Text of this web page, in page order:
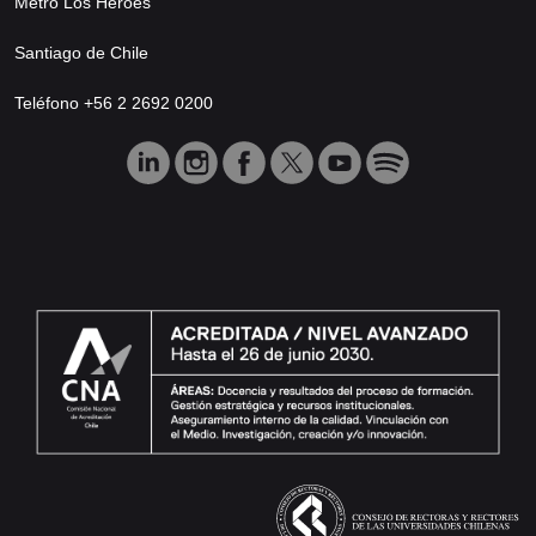
Santiago de Chile
Teléfono +56 2 2692 0200